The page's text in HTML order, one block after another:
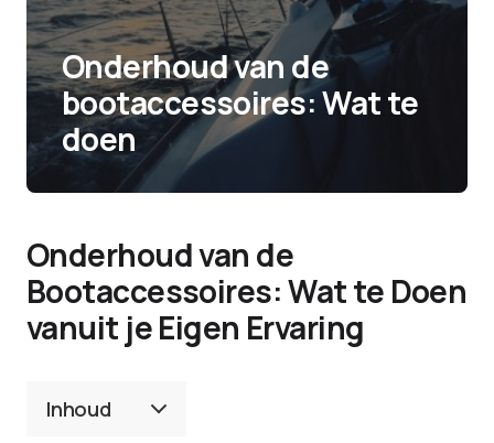
Onderhoud van de
bootaccessoires: Wat te
doen
Onderhoud van de
Bootaccessoires: Wat te Doen
vanuit je Eigen Ervaring
Inhoud